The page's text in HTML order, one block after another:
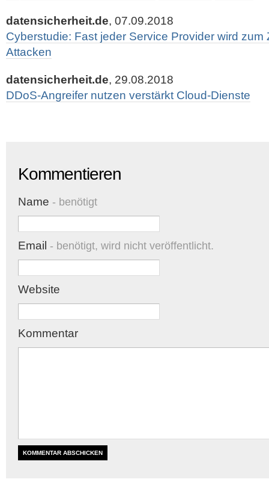
datensicherheit.de, 07.09.2018
Cyberstudie: Fast jeder Service Provider wird zum
Attacken
datensicherheit.de, 29.08.2018
DDoS-Angreifer nutzen verstärkt Cloud-Dienste
Kommentieren
Name - benötigt
Email - benötigt, wird nicht veröffentlicht.
Website
Kommentar